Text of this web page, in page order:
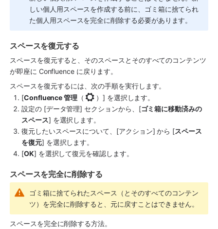
しい個人用スペースを作成する前に、ゴミ箱に捨てられ
た個人用スペースを完全に削除する必要があります。
スペースを復元する
スペースを復元すると、そのスペースとそのすべてのコンテンツ
が即座に Confluence に戻ります。
スペースを復元するには、次の手順を実行します。
[Confluence 管理 （
）] を選択します。
設定の [データ管理] セクションから、[ゴミ箱に移動済みの
スペース] を選択します。
復元したいスペースについて、[アクション] から [スペース
を復元] を選択します。
[OK] を選択して復元を確認します。
スペースを完全に削除する
ゴミ箱に捨てられたスペース（とそのすべてのコンテン
ツ）を完全に削除すると、元に戻すことはできません。
スペースを完全に削除する方法。